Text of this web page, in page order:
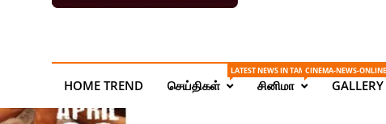
Ilanchoorian.com –
| Sports News
HOME TREND செய்திகள்
LATEST NEWS IN TAMIL ONLINE
சினிமா
CINEMA-NEWS-ONLINE
GALLERY